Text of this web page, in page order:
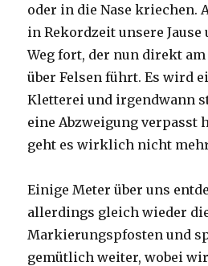
oder in die Nase kriechen.
in Rekordzeit unsere Jause
Weg fort, der nun direkt
über Felsen führt. Es wird
Kletterei und irgendwann
eine Abzweigung verpasst
geht es wirklich nicht
Einige Meter über uns
allerdings gleich wieder
Markierungspfosten und
gemütlich weiter, wobei